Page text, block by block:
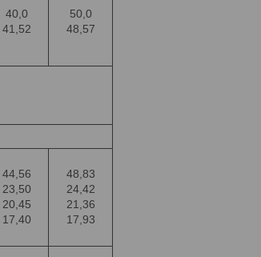
40,0
41,52
50,0
48,57
44,56
23,50
20,45
17,40
48,83
24,42
21,36
17,93